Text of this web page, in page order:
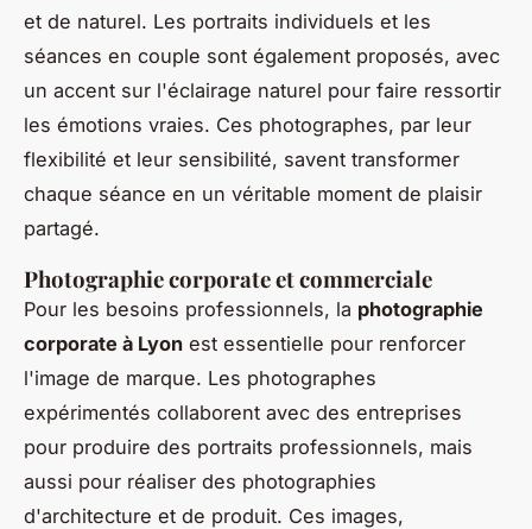
et de naturel. Les portraits individuels et les
séances en couple sont également proposés, avec
un accent sur l'éclairage naturel pour faire ressortir
les émotions vraies. Ces photographes, par leur
flexibilité et leur sensibilité, savent transformer
chaque séance en un véritable moment de plaisir
partagé.
Photographie corporate et commerciale
Pour les besoins professionnels, la photographie
corporate à Lyon est essentielle pour renforcer
l'image de marque. Les photographes
expérimentés collaborent avec des entreprises
pour produire des portraits professionnels, mais
aussi pour réaliser des photographies
d'architecture et de produit. Ces images,